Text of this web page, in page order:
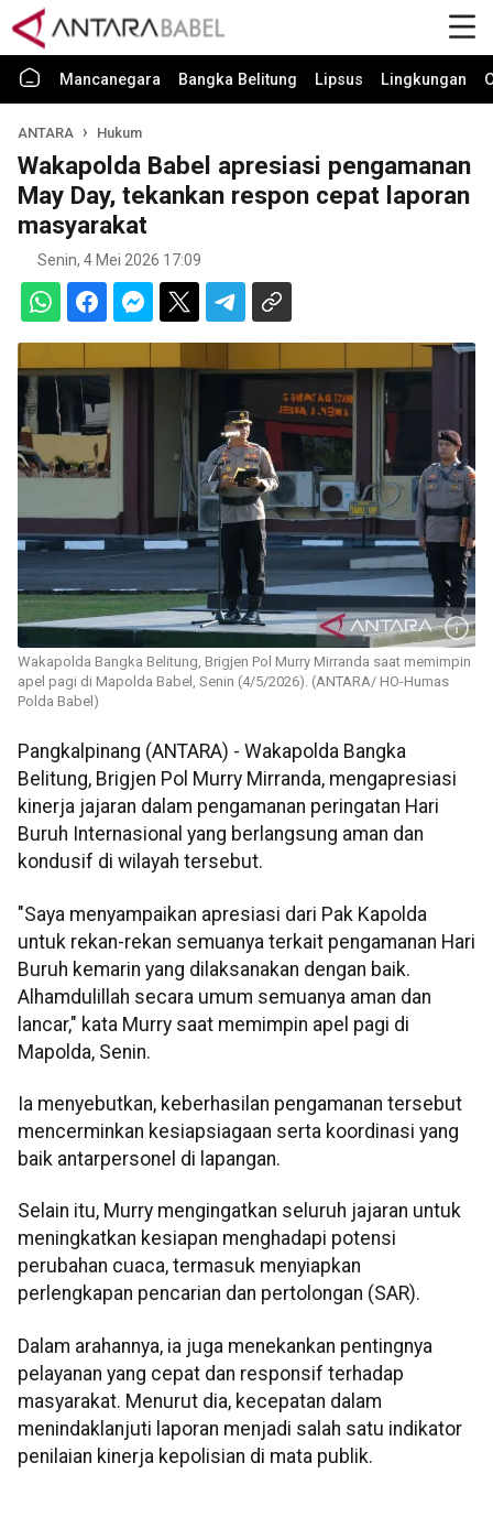
Mancanegara Bangka Belitung Lipsus Lingkungan
ANTARA Hukum
Wakapolda Babel apresiasi pengamanan
May Day, tekankan respon cepat laporan
masyarakat
Senin, 4 Mei 2026 17:09
Wakapolda Bangka Belitung, Brigjen Pol Murry Mirranda saat memimpin
apel pagi di Mapolda Babel, Senin (4/5/2026). (ANTARA/ HO-Humas
Polda Babel)
Pangkalpinang (ANTARA) - Wakapolda Bangka
Belitung, Brigjen Pol Murry Mirranda, mengapresiasi
kinerja jajaran dalam pengamanan peringatan Hari
Buruh Internasional yang berlangsung aman dan
kondusif di wilayah tersebut.
"Saya menyampaikan apresiasi dari Pak Kapolda
untuk rekan-rekan semuanya terkait pengamanan Hari
Buruh kemarin yang dilaksanakan dengan baik.
Alhamdulillah secara umum semuanya aman dan
lancar," kata Murry saat memimpin apel pagi di
Mapolda, Senin.
Ia menyebutkan, keberhasilan pengamanan tersebut
mencerminkan kesiapsiagaan serta koordinasi yang
baik antarpersonel di lapangan.
Selain itu, Murry mengingatkan seluruh jajaran untuk
meningkatkan kesiapan menghadapi potensi
perubahan cuaca, termasuk menyiapkan
perlengkapan pencarian dan pertolongan (SAR).
Dalam arahannya, ia juga menekankan pentingnya
pelayanan yang cepat dan responsif terhadap
masyarakat. Menurut dia, kecepatan dalam
menindaklanjuti laporan menjadi salah satu indikator
penilaian kinerja kepolisian di mata publik.